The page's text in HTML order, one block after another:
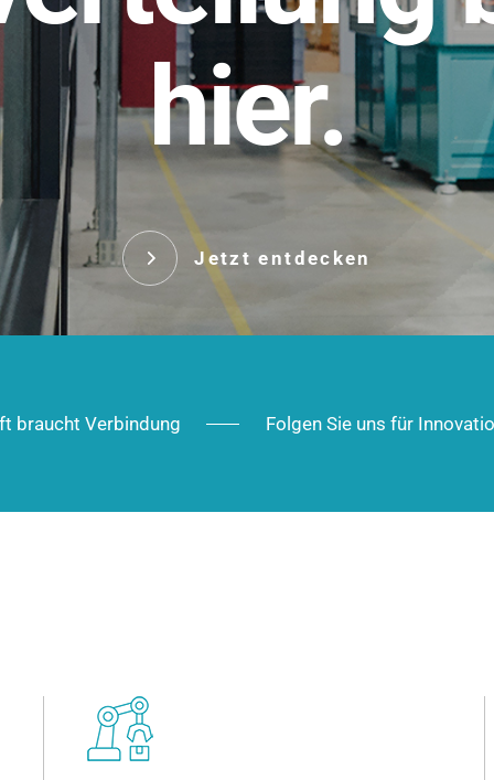
hier.
Jetzt entdecken
im Alltag,
Ausbau.
Das innovative
robust, IP-geschützt
Jetzt
braucht Verbindung Folgen Sie uns für